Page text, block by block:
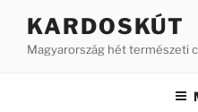
KARDOSKÚT
Magyarország hét természeti